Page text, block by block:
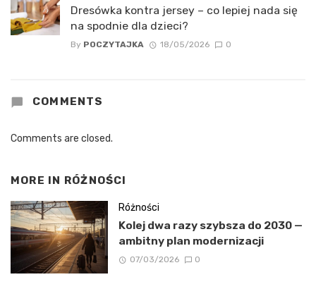
Dresówka kontra jersey – co lepiej nada się
na spodnie dla dzieci?
By POCZYTAJKA 18/05/2026 0
COMMENTS
Comments are closed.
MORE IN RÓŻNOŚCI
Różności
Kolej dwa razy szybsza do 2030 —
ambitny plan modernizacji
07/03/2026 0